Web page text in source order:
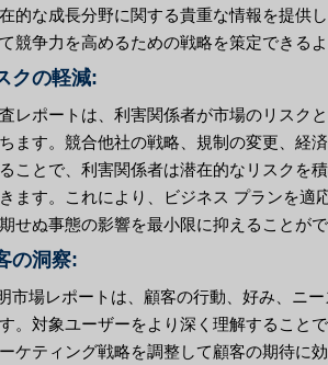
的な成長分野に関する貴重な情報を提供
競争力を高めるための戦略を策定できるよ
クの軽減:
レポートは、利害関係者が市場のリスク
ます。競合他社の戦略、規制の変更、経
ことで、利害関係者は潜在的なリスクを
ます。これにより、ビジネス プランを適
せぬ事態の影響を最小限に抑えることがで
の洞察:
市場レポートは、顧客の行動、好み、ニ
。対象ユーザーをより深く理解すること
ケティング戦略を調整して顧客の期待に